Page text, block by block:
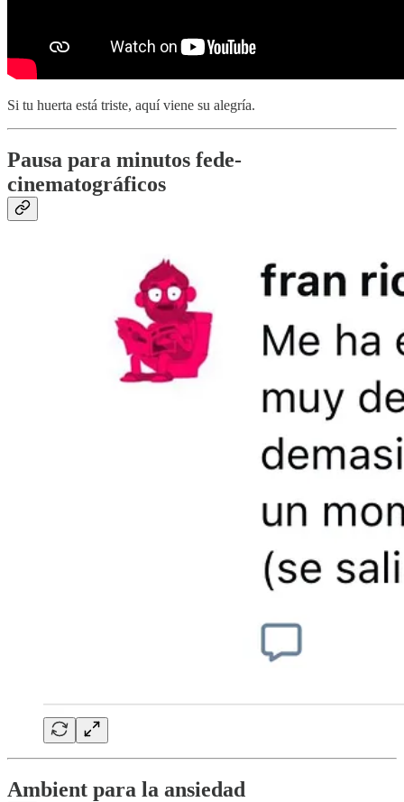
Si tu huerta está triste, aquí viene su alegría.
Pausa para minutos fede-
cinematográficos
Ambient para la ansiedad